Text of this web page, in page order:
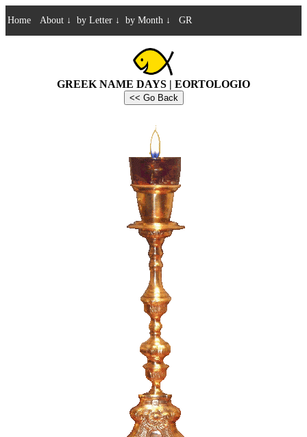
Home About ↓ by Letter ↓ by Month ↓ GR
GREEK NAME DAYS | EORTOLOGIO
<< Go Back